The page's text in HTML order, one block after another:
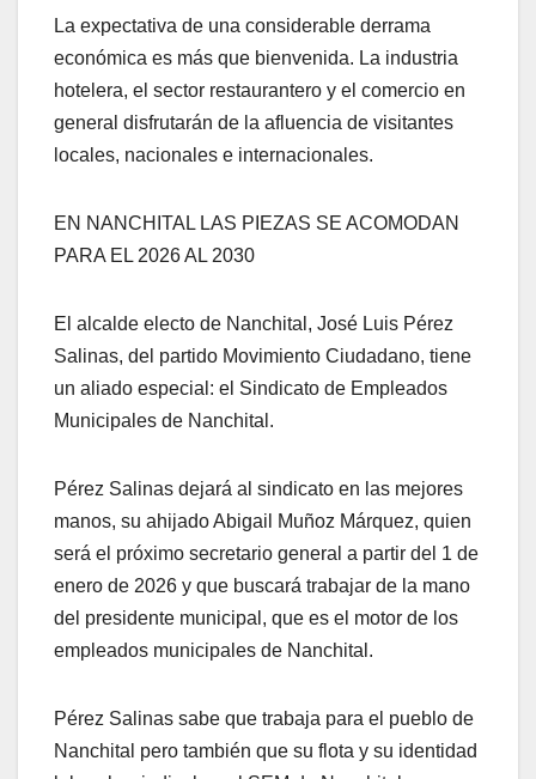
La expectativa de una considerable derrama
económica es más que bienvenida. La industria
hotelera, el sector restaurantero y el comercio en
general disfrutarán de la afluencia de visitantes
locales, nacionales e internacionales.
EN NANCHITAL LAS PIEZAS SE ACOMODAN
PARA EL 2026 AL 2030
El alcalde electo de Nanchital, José Luis Pérez
Salinas, del partido Movimiento Ciudadano, tiene
un aliado especial: el Sindicato de Empleados
Municipales de Nanchital.
Pérez Salinas dejará al sindicato en las mejores
manos, su ahijado Abigail Muñoz Márquez, quien
será el próximo secretario general a partir del 1 de
enero de 2026 y que buscará trabajar de la mano
del presidente municipal, que es el motor de los
empleados municipales de Nanchital.
Pérez Salinas sabe que trabaja para el pueblo de
Nanchital pero también que su flota y su identidad